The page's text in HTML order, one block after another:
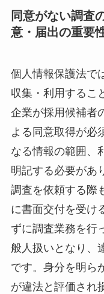
同意がない調査
意・届出の重要
個人情報保護法で
収集・利用するこ
企業が採用候補者
よる同意取得が必
なる情報の範囲、
明記する必要があ
調査を依頼する際
に書面交付を受け
ずに調査業務を行
般人扱いとなり、
です。身分を明ら
が違法と評価され